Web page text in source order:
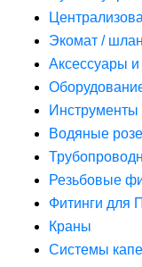
Экомат /
Аксессуары
Инструменты
Водяные
Резьбовые
Фитинги для
Краны
Системы